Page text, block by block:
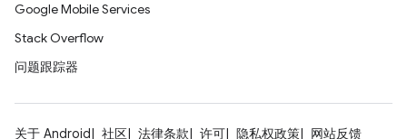
Google Mobile Services
Stack Overflow
问题跟踪器
关于 Android 社区 法律条款 许可 隐私权政策 网站反馈